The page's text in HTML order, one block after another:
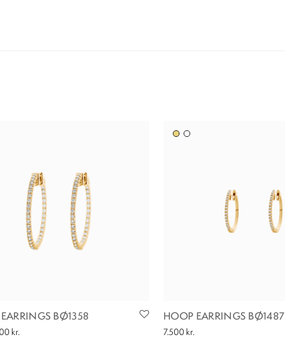
BØ1358
kr.
HOOP EARRINGS BØ1487
7.500 kr.